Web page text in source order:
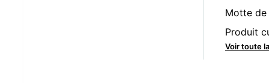
Motte
Produit
Voir toute